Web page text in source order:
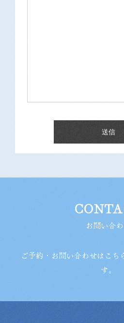
お問い合
ご予約・お問い合わせはこち
す。